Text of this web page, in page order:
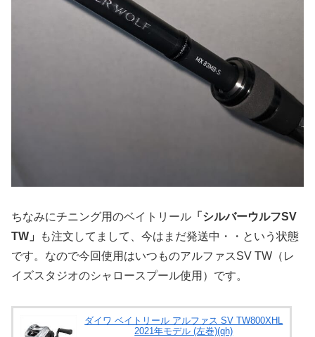
ちなみにチニング用のベイトリール 「シルバーウルフSV
TW」
も注文してまして、今はまだ発送中・・という状態
です。なので今回使用はいつものアルファスSV TW（レ
イズスタジオのシャロースプール使用）です。
ダイワ ベイトリール アルファス SV TW800XHL
2021年モデル (左巻)(qh)